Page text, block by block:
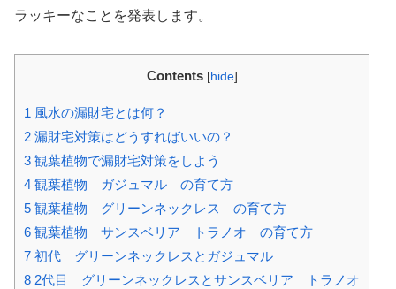
ラッキーなことを発表します。
Contents [hide]
1 風水の漏財宅とは何？
2 漏財宅対策はどうすればいいの？
3 観葉植物で漏財宅対策をしよう
4 観葉植物 ガジュマル の育て方
5 観葉植物 グリーンネックレス の育て方
6 観葉植物 サンスベリア トラノオ の育て方
7 初代 グリーンネックレスとガジュマル
8 2代目 グリーンネックレスとサンスベリア トラノオ